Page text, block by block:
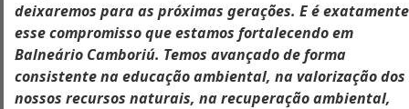
deixaremos para as próximas gerações. E é exatamente
esse compromisso que estamos fortalecendo em
Balneário Camboriú. Temos avançado de forma
consistente na educação ambiental, na valorização dos
nossos recursos naturais, na recuperação ambiental,